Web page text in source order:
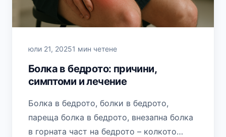
юли 21, 20251 мин четене
Болка в бедрото: причини,
симптоми и лечение
Болка в бедрото, болки в бедрото,
пареща болка в бедрото, внезапна болка
в горната част на бедрото – колкото